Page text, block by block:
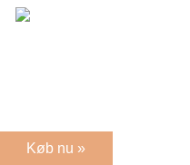
Køb nu »